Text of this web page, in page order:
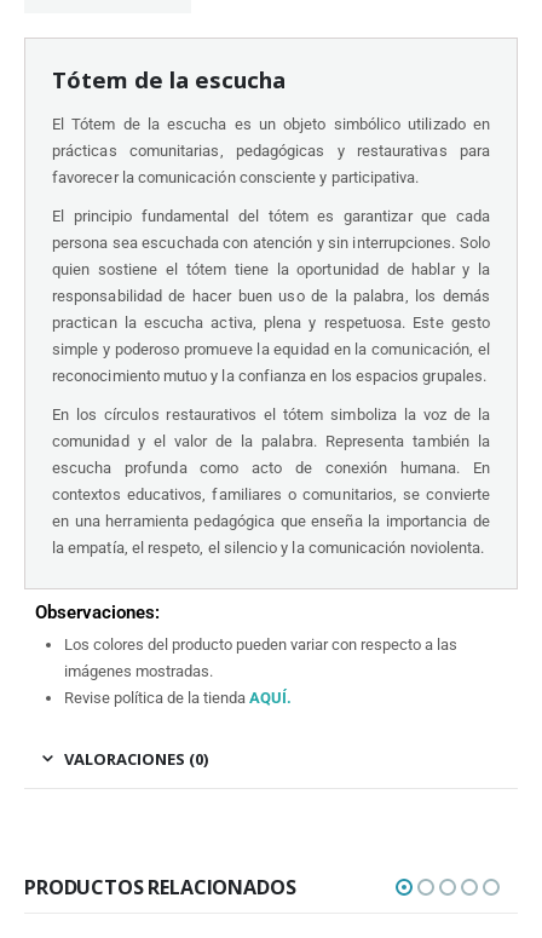
Tótem de la escucha
El Tótem de la escucha es un objeto simbólico utilizado en
prácticas comunitarias, pedagógicas y restaurativas para
favorecer la comunicación consciente y participativa.
El principio fundamental del tótem es garantizar que cada
persona sea escuchada con atención y sin interrupciones. Solo
quien sostiene el tótem tiene la oportunidad de hablar y la
responsabilidad de hacer buen uso de la palabra, los demás
practican la escucha activa, plena y respetuosa. Este gesto
simple y poderoso promueve la equidad en la comunicación, el
reconocimiento mutuo y la confianza en los espacios grupales.
En los círculos restaurativos el tótem simboliza la voz de la
comunidad y el valor de la palabra. Representa también la
escucha profunda como acto de conexión humana. En
contextos educativos, familiares o comunitarios, se convierte
en una herramienta pedagógica que enseña la importancia de
la empatía, el respeto, el silencio y la comunicación noviolenta.
Observaciones:
Los colores del producto pueden variar con respecto a las
imágenes mostradas.
Revise política de la tienda AQUÍ.
VALORACIONES (0)
PRODUCTOS RELACIONADOS